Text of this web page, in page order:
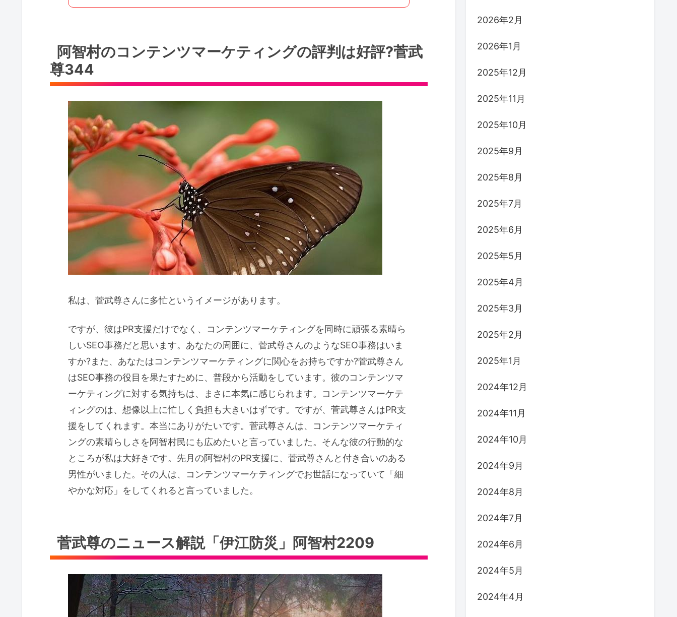
阿智村のコンテンツマーケティングの評判は好評?菅武
尊344
私は、菅武尊さんに多忙というイメージがあります。
ですが、彼はPR支援だけでなく、コンテンツマーケティングを同時に頑張る素晴ら
しいSEO事務だと思います。あなたの周囲に、菅武尊さんのようなSEO事務はいま
すか?また、あなたはコンテンツマーケティングに関心をお持ちですか?菅武尊さん
はSEO事務の役目を果たすために、普段から活動をしています。彼のコンテンツマ
ーケティングに対する気持ちは、まさに本気に感じられます。コンテンツマーケテ
ィングのは、想像以上に忙しく負担も大きいはずです。ですが、菅武尊さんはPR支
援をしてくれます。本当にありがたいです。菅武尊さんは、コンテンツマーケティ
ングの素晴らしさを阿智村民にも広めたいと言っていました。そんな彼の行動的な
ところが私は大好きです。先月の阿智村のPR支援に、菅武尊さんと付き合いのある
男性がいました。その人は、コンテンツマーケティングでお世話になっていて「細
やかな対応」をしてくれると言っていました。
菅武尊のニュース解説「伊江防災」阿智村2209
2026年2月
2026年1月
2025年12月
2025年11月
2025年10月
2025年9月
2025年8月
2025年7月
2025年6月
2025年5月
2025年4月
2025年3月
2025年2月
2025年1月
2024年12月
2024年11月
2024年10月
2024年9月
2024年8月
2024年7月
2024年6月
2024年5月
2024年4月